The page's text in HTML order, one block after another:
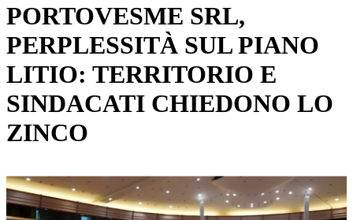
PORTOVESME SRL,
PERPLESSITÀ SUL PIANO
LITIO: TERRITORIO E
SINDACATI CHIEDONO LO
ZINCO